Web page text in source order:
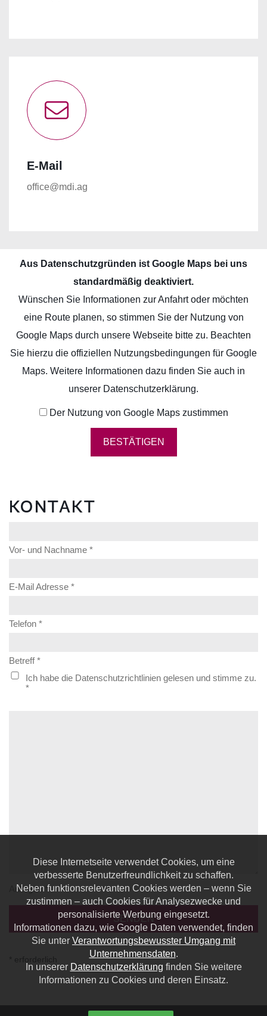
ÜBER UNS
ANKAUF
VERBUNDENE
UNTERNEHMEN
UNSERE IMMOBILIEN
ÜBERSICHT
BÜRO
GEMISCHTE NUTZUNG
PROJEKTENTWICKLUNG
VERMIETUNG
KARRIERE
KONTAKT
E-Mail
office@mdi.ag
Aus Datenschutzgründen ist Google Maps bei uns
standardmäßig deaktiviert.
Wünschen Sie Informationen zur Anfahrt oder möchten
eine Route planen, so stimmen Sie der Nutzung von
Google Maps durch unsere Webseite bitte zu. Beachten
Sie hierzu die offiziellen Nutzungsbedingungen für Google
Maps. Weitere Informationen dazu finden Sie auch in
unserer Datenschutzerklärung.
Der Nutzung von Google Maps zustimmen
BESTÄTIGEN
KONTAKT
Vor- und Nachname *
E-Mail Adresse *
Telefon *
Betreff *
Ich habe die Datenschutzrichtlinien gelesen und stimme zu.
*
Anliegen *
Diese Internetseite verwendet Cookies, um eine
verbesserte Benutzerfreundlichkeit zu schaffen.
Neben funktionsrelevanten Cookies werden – wenn Sie
zustimmen – auch Cookies für Analysezwecke und
personalisierte Werbung eingesetzt.
Informationen dazu, wie Google Daten verwendet, finden
Sie unter Verantwortungsbewusster Umgang mit
Unternehmensdaten.
In unserer Datenschutzerklärung finden Sie weitere
Informationen zu Cookies und deren Einsatz.